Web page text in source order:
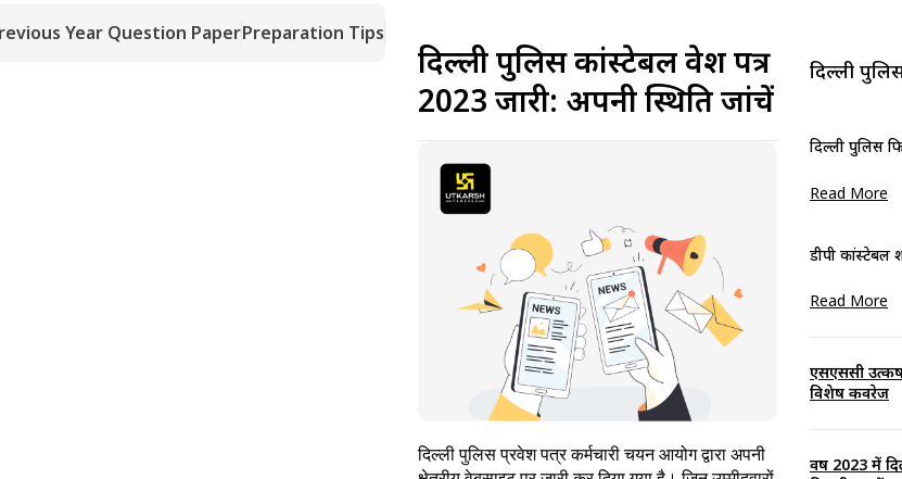
Year Question PaperPreparation Tips
दिल्ली पुलिस कांस्टेबल प्रवेश पत्र
2023 जारी: अपनी स्थिति जांचें
दिल्ली पुलिस प्रवेश पत्र कर्मचारी चयन आयोग द्वारा अपनी
दिल्ली
दिल्ली पुलिस
Read More
डीपी कांस्टेबल
Read More
एसएससी
विशेष कवरेज
वर्ष 2023 में